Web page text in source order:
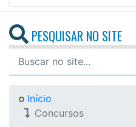
PESQUISAR NO SITE
Início
Concursos